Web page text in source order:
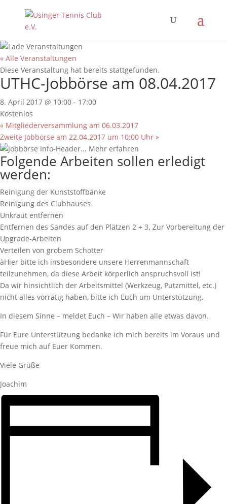
« Alle Veranstaltungen
Diese Veranstaltung hat bereits stattgefunden.
UTHC-Jobbörse am 08.04.2017
8. April 2017 @ 10:00 - 17:00
Kostenlos
« Mitgliederversammlung am 06.03.2017
Zweite Jobbörse am 22.04.2017 um 10:00 Uhr »
Folgende Arbeiten sollen erledigt
werden:
Reinigung der Kunststoffbänke
Reinigung des Clubhauses
Unkraut entfernen
Entfernen des Sandes auf den Plätzen 2 + 3. Zur Vorbereitung der
Upgrade-Arbeiten
Verteilen von grobem Schotter
àHier bitte ich insbesondere unsere Herrenmannschaft
teilzunehmen, da diese Arbeit körperlich anspruchsvoll ist!
Da wir hinsichtlich der Arbeitsmittel (Werkzeug, Putzmittel, etc.)
nicht alles vorrätig haben, bitte ich Euch um Unterstützung.
In diesem Sinne – meldet Euch – Wir haben alle etwas davon.
Für Eure Unterstützung bedanke ich mich bereits im Voraus und
freue mich auf Euer Kommen.
Viele Grüße
Joachim